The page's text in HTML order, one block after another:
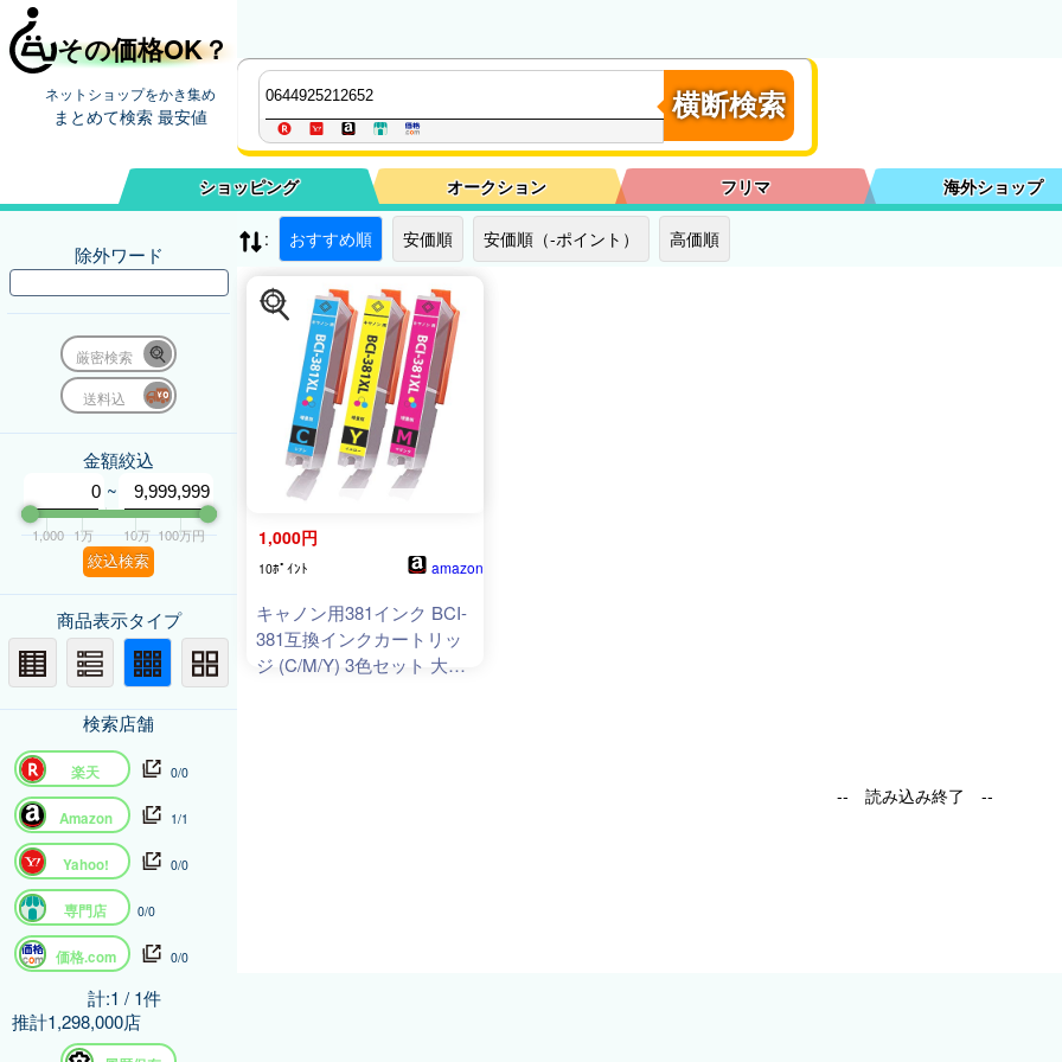
その価格OK？
ネットショップをかき集め
まとめて検索 最安値 横断検索
ショッピング オークション フリマ 海外ショップ
除外ワード
厳密検索
送料込
金額絞込
~
1,000 1万 10万 100万円
絞込検索
商品表示タイプ
検索店舗
楽天 0/0
Amazon 1/1
Yahoo! 0/0
専門店 0/0
価格.com 0/0
計:1 / 1件
推計1,298,000店
: おすすめ順 安価順 安価順（-ポイント） 高価順
1,000円
10ﾎﾟｲﾝﾄ amazon
キャノン用381インク BCI-
381互換インクカートリッ
ジ (C/M/Y) 3色セット 大容
-- 読み込み終了 --